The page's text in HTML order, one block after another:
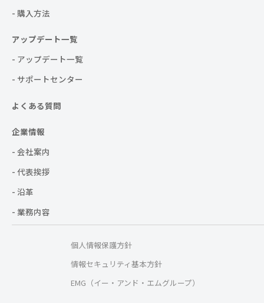
- 購入方法
アップデート一覧
- アップデート一覧
- サポートセンター
よくある質問
企業情報
- 会社案内
- 代表挨拶
- 沿革
- 業務内容
個人情報保護方針
情報セキュリティ基本方針
EMG（イー・アンド・エムグループ）